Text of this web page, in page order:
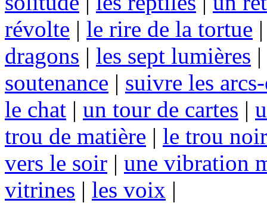
révolte | le rire de la tortue
dragons | les sept lumières |
soutenance | suivre les
le chat | un tour de cartes |
trou de matière | le trou noir
vers le soir | une vibration
vitrines | les voix |